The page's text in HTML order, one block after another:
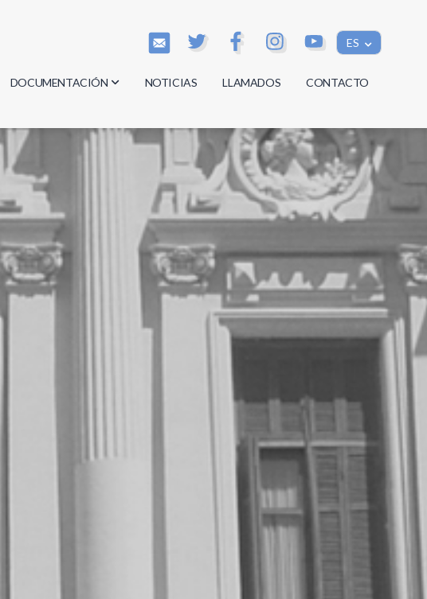
ES
DOCUMENTACIÓN
Actas
Reglamentos
Documentos
NOTICIAS LLAMADOS CONTACTO